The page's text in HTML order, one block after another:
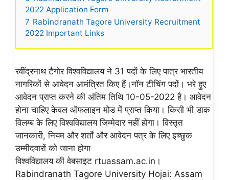
2022 Application Form
7 Rabindranath Tagore University Recruitment
2022 Important Links
रवींद्रनाथ टैगोर विश्वविद्यालय ने 31 पदों के लिए पात्र भारतीय
नागरिकों से आवेदन आमंत्रित किए हैं।नॉन टीचिंग पदों। भरे हुए
आवेदन प्राप्त करने की अंतिम तिथि 10-05-2022 है। आवेदन
होना चाहिए केवल ऑफलाइन मोड में प्राप्त किया। किसी भी डाक
विलम्ब के लिए विश्वविद्यालय जिम्मेदार नहीं होगा। विस्तृत
जानकारी, नियम और शर्तों और आवेदन पत्र के लिए इच्छुक
उम्मीदवारों को जाना होगा
विश्वविद्यालय की वेबसाइट rtuassam.ac.in।
Rabindranath Tagore University Hojai: Assam